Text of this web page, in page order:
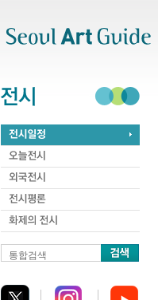
통합검색